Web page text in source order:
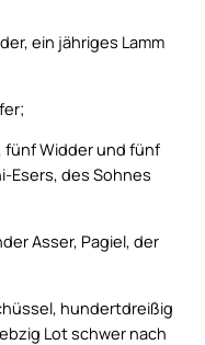
ein jähriges Lamm
fünf Widder und fünf
Esers, des Sohnes
Asser, Pagiel, der
hundertdreißig
Lot schwer nach